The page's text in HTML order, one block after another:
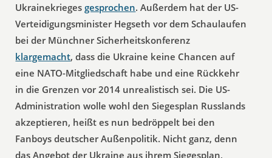
Ukrainekriegesgesprochen. Außerdem hat der US-
Verteidigungsminister Hegseth vor dem Schaulaufen
bei der Münchner Sicherheitskonferenz
klargemacht, dass die Ukraine keine Chancen auf
eine NATO-Mitgliedschaft habe und eine Rückkehr
in die Grenzen vor 2014 unrealistisch sei. Die US-
Administration wolle wohl den Siegesplan Russlands
akzeptieren, heißt es nun bedröppelt bei den
Fanboys deutscher Außenpolitik. Nicht ganz, denn
das Angebot der Ukraine aus ihrem Siegesplan,